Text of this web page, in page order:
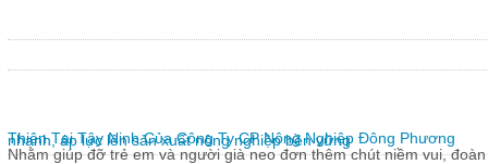
nhanh, áp lực lên sản xuất nông nghiệp bền vững
Thiện Tại Tây Ninh Của Công Ty CP Nông Nghiệp Đông Phương
Nhằm giúp đỡ trẻ em và người già neo đơn thêm chút niềm vui,